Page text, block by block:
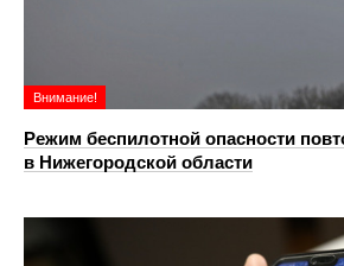
Внимание!
Режим беспилотной опасности
в Нижегородской области